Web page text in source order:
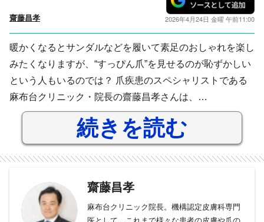
齋藤昌孝 2026年4月24日 金曜 午前11:00
暖かくなるとサンダルなどを履いて素足のおしゃれを楽し
みたくなりますが、“すっぴん爪”を見せるのが恥ずかしい
という人もいるのでは？ 爪疾患のスペシャリストである
麻布台クリニック・院長の齋藤昌孝さんは、…
続きを読む
齋藤昌孝
麻布台クリニック院長。機構認定皮膚科専門